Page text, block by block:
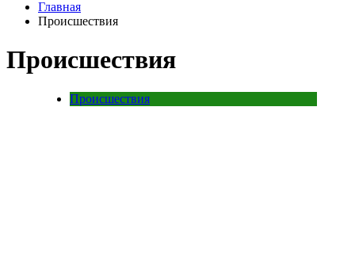
Главная
Происшествия
Происшествия
Происшествия